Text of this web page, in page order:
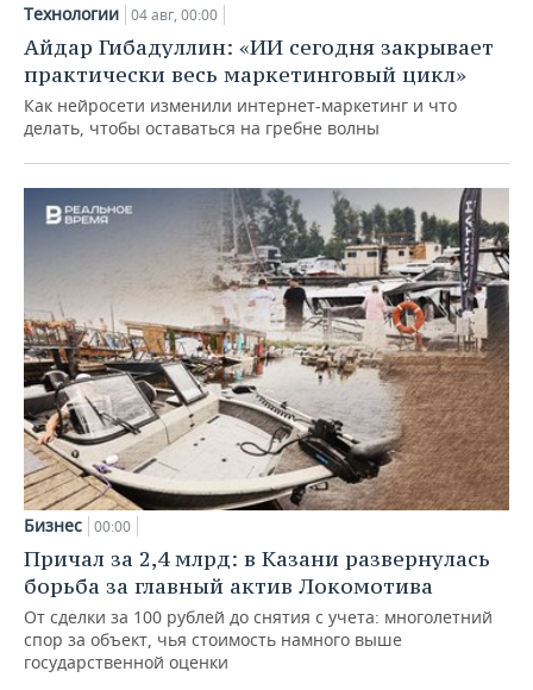
Технологии 04 авг, 00:00
Айдар Гибадуллин: «ИИ сегодня закрывает
практически весь маркетинговый цикл»
Как нейросети изменили интернет-маркетинг и что
делать, чтобы оставаться на гребне волны
Бизнес 00:00
Причал за 2,4 млрд: в Казани развернулась
борьба за главный актив Локомотива
От сделки за 100 рублей до снятия с учета: многолетний
спор за объект, чья стоимость намного выше
государственной оценки